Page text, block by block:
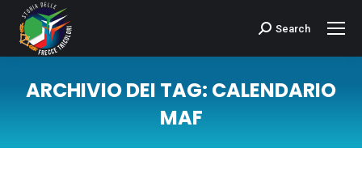
Cerca:Search
ARCHIVIO DEI TAG: CALENDARIO
MAF